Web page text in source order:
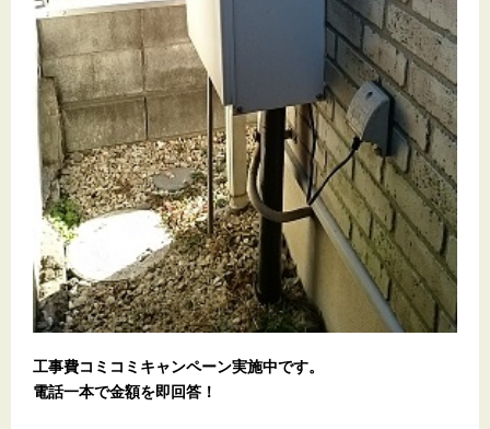
工事費コミコミキャンペーン実施中です。
電話一本で金額を即回答！